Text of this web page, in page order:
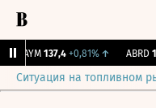
ZAYM 137,4 +0,81%↑ ABRD
Ситуация на топливном